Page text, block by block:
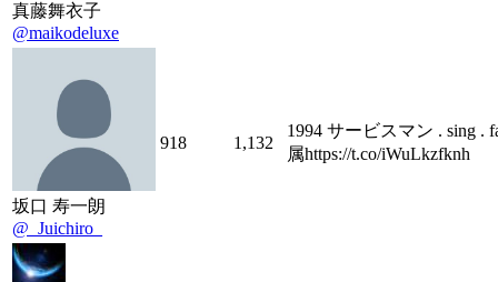
真藤舞衣子
@maikodeluxe
坂口 寿一朗
@_Juichiro_
918 1,132
1994 サービスマン . sing .
属https://t.co/iWuLkzfknh